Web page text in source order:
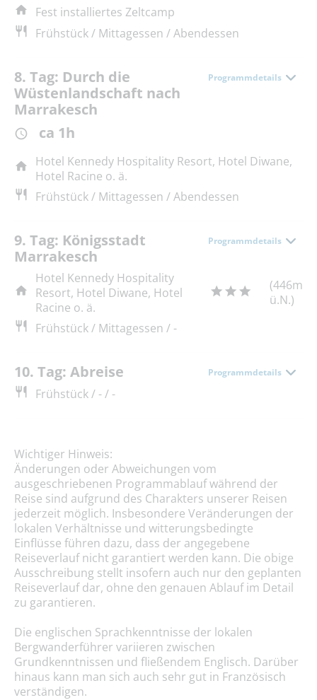
Fest installiertes Zeltcamp
Frühstück / Mittagessen / Abendessen
8. Tag: Durch die
Wüstenlandschaft nach
Marrakesch
Programmdetails
ca 1h
Hotel Kennedy Hospitality Resort, Hotel Diwane,
Hotel Racine o. ä.
Frühstück / Mittagessen / Abendessen
9. Tag: Königsstadt
Marrakesch
Programmdetails
Hotel Kennedy Hospitality
Resort, Hotel Diwane, Hotel
Racine o. ä.
(446m
ü.N.)
Frühstück / Mittagessen / -
10. Tag: Abreise Programmdetails
Frühstück / - / -
Wichtiger Hinweis:
Änderungen oder Abweichungen vom
ausgeschriebenen Programmablauf während der
Reise sind aufgrund des Charakters unserer Reisen
jederzeit möglich. Insbesondere Veränderungen der
lokalen Verhältnisse und witterungsbedingte
Einflüsse führen dazu, dass der angegebene
Reiseverlauf nicht garantiert werden kann. Die obige
Ausschreibung stellt insofern auch nur den geplanten
Reiseverlauf dar, ohne den genauen Ablauf im Detail
zu garantieren.
Die englischen Sprachkenntnisse der lokalen
Bergwanderführer variieren zwischen
Grundkenntnissen und fließendem Englisch. Darüber
hinaus kann man sich auch sehr gut in Französisch
verständigen.